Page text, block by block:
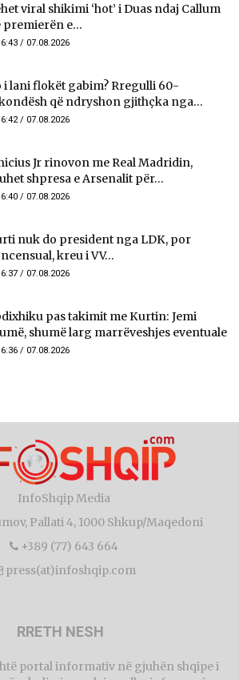
viral shikimi ‘hot’ i Duas ndaj Callum
premierën e...
/ 07.08.2026
i lani flokët gabim? Rregulli 60-
që ndryshon gjithçka nga...
/ 07.08.2026
Jr rinovon me Real Madridin,
shpresa e Arsenalit për...
/ 07.08.2026
nuk do president nga LDK, por
kreu i VV...
/ 07.08.2026
pas takimit me Kurtin: Jemi
shumë larg marrëveshjes eventuale
/ 07.08.2026
InfoShqip Media
Pallati 4, 1000 Shkup/Maqedoni
+389 (77) 643 664
press(at)infoshqip.com
RRETH NESH
portal informativ në gjuhën shqipe i